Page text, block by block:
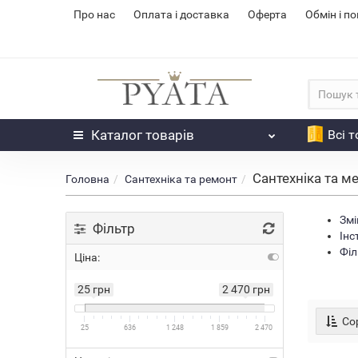
Про нас Оплата і доставка Оферта Обмін і
Каталог товарів Всі
Головна Сантехніка та ремонт Сантехніка та
Фільтр
Ціна:
25 грн 2 470 грн
25 636 1 248 1 859 2 470